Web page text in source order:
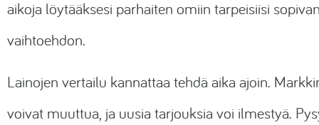
aikoja löytääksesi parhaiten omiin tarpeisiisi
vaihtoehdon.
Lainojen vertailu kannattaa tehdä aika ajoin.
voivat muuttua, ja uusia tarjouksia voi ilmestyä.